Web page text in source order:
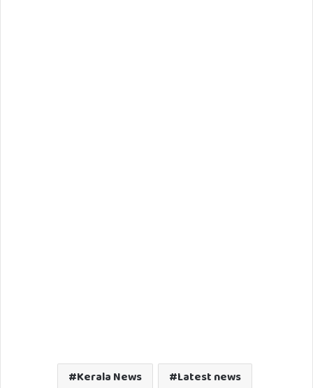
Kerala News Latest news